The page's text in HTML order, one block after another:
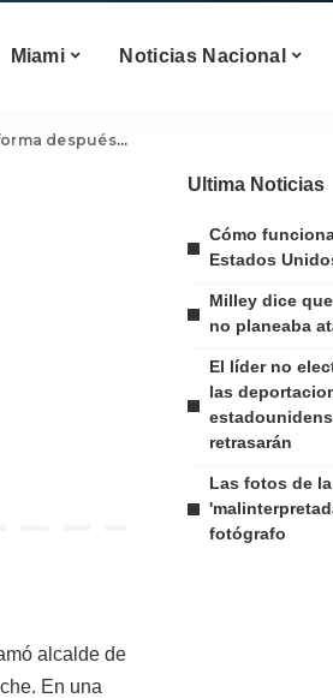
Miami Noticias Nacional
años de acoso
alcalde de
En una
Ultima Noticias
Cómo
Estados
Milley dice
no planeaba
El líder no
las
retrasarán
Las fotos de
fotógrafo